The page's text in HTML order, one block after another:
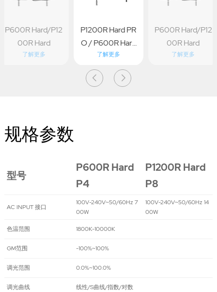
P600R Hard/P12
00R Hard
了解更多
P1200R Hard PR
O / P600R Hard
PRO
了解更多
P600R Hard/P12
00R Hard
了解更多
规格参数
型号
P600R Hard
P4
P1200R Hard
P8
AC INPUT 接口
100V-240V~50/60Hz 7
00W
100V-240V~50/60Hz 14
00W
色温范围 1800K-10000K
GM范围 -100%~100%
调光范围 0.0%~100.0%
调光曲线 线性/S曲线/指数/对数